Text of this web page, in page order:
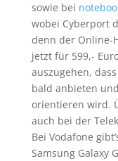
sowie bei
wobei Cyberport
denn der Online-
jetzt für 599,-
auszugehen,
bald anbieten
orientieren wird.
auch bei der
Bei Vodafone
Samsung Galaxy